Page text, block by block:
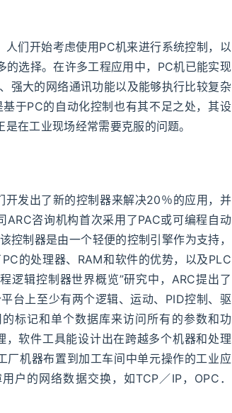
们开始考虑使用PC机来进行系统控制，以
选择。在许多工程应用中，PC机已能实现
强大的网络通讯功能以及能够执行比较复杂
于PC的自动化控制也有其不足之处，其设
在工业现场经常需要克服的问题。
发出了新的控制器来解决20％的应用，并
咨询机构首次采用了PAC或可编程自动
控制器是由一个轻便的控制引擎作为支持，
的处理器、RAM和软件的优势，以及PLC
逻辑控制器世界概览”研究中，ARC提出了
台上至少有两个逻辑、运动、PID控制、驱
标记和单个数据库来访问所有的参数和功
软件工具能设计出在跨越多个机器和处理
机器布置到加工车间中单元操作的工业应
的网络数据交换，如TCP／IP，OPC．